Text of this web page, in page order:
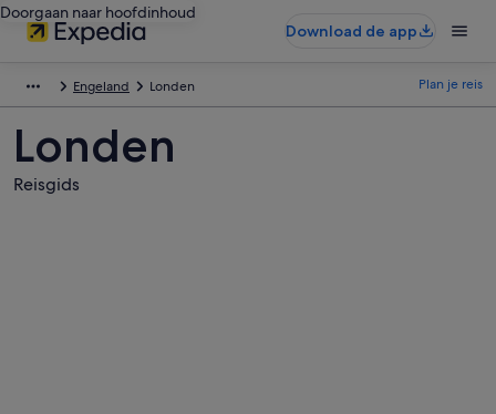
Doorgaan naar hoofdinhoud
Download de app
Engeland Londen Plan je reis
Londen
Reisgids